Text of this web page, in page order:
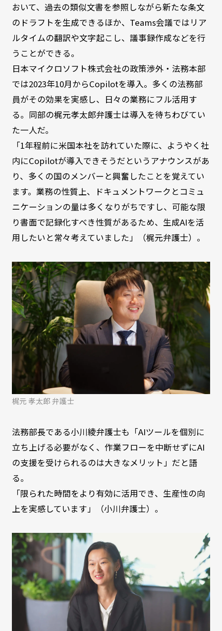
おいて、過去の類似文書を参照しながら新たな条文
のドラフトを生成できるほか、Teams会議ではリア
ルタイムの翻訳や文字起こし、議事録作成などを行
うことができる。
日本マイクロソフト株式会社の政策渉外・法務本部
では2023年10月からCopilotを導入。多くの法務部
員がその効果を実感し、日々の業務にフル活用す
る。同部の梶元孝太郎弁護士は導入を待ちわびてい
た一人だ。
「1年程前に米国本社を訪れていた際に、ようやく社
内にCopilotが導入できそうだというアナウンスがあ
り、多くの国のメンバーと興奮したことを覚えてい
ます。業務の性質上、ドキュメントワークとコミュ
ニケーションの量は多くなりがちですし、可能な限
り書面で記録化すべき性質があるため、生成AIを活
用したいと常々考えていました」（梶元弁護士）。
梶元 孝太郎 弁護士
法務部長である小川綾弁護士も「AIツールを個別に
立ち上げる必要がなく、作業フローを中断せずにAI
の支援を受けられるのは大きなメリット」だと語
る。
「限られた時間をより有効に活用でき、生産性の向
上を実感しています」（小川弁護士）。